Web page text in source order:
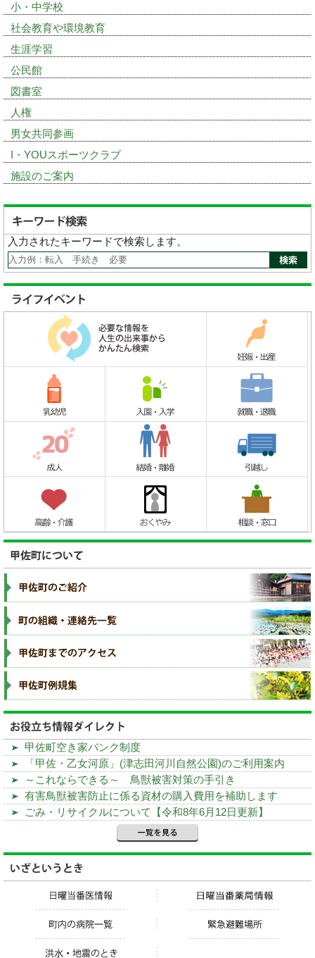
小・中学校
社会教育や環境教育
生涯学習
公民館
図書室
人権
男女共同参画
I・YOUスポーツクラブ
施設のご案内
入力されたキーワードで検索します。
甲佐町空き家バンク制度
「甲佐・乙女河原」(津志田河川自然公園)のご利用案内
～これならできる～ 鳥獣被害対策の手引き
有害鳥獣被害防止に係る資材の購入費用を補助します
ごみ・リサイクルについて【令和8年6月12日更新】